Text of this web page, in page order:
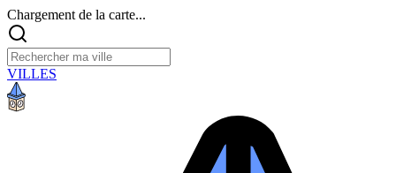
Chargement de la carte...
VILLES